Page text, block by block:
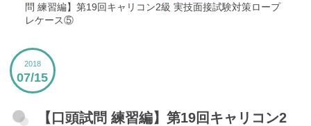
問 練習編】第19回キャリコン2級 実技面接試験対策ロープ
レケース⑤
2018
07 15
【口頭試問 練習編】第19回キャリコン2